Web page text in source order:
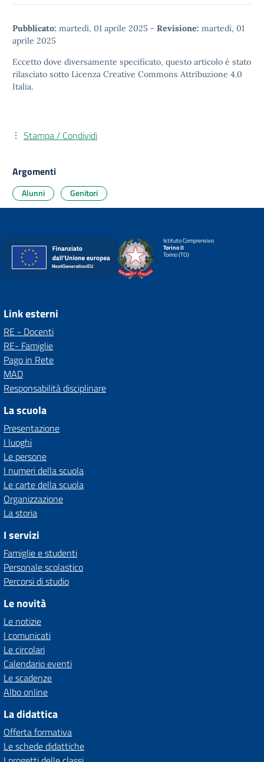
Pubblicato: martedì, 01 aprile 2025 - Revisione: martedì, 01
aprile 2025
Eccetto dove diversamente specificato, questo articolo è stato
rilasciato sotto Licenza Creative Commons Attribuzione 4.0
Italia.
Stampa / Condividi
Argomenti
Alunni Genitori
Istituto Comprensivo
Torino II
Torino (TO)
Link esterni
RE - Docenti
RE- Famiglie
Pago in Rete
MAD
Responsabilità disciplinare
La scuola
Presentazione
I luoghi
Le persone
I numeri della scuola
Le carte della scuola
Organizzazione
La storia
I servizi
Famiglie e studenti
Personale scolastico
Percorsi di studio
Le novità
Le notizie
I comunicati
Le circolari
Calendario eventi
Le scadenze
Albo online
La didattica
Offerta formativa
Le schede didattiche